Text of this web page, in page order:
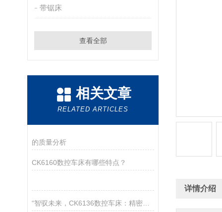
带锯床
查看全部
相关文章
RELATED ARTICLES
的质量分析
CK6160数控车床有哪些特点？
“智驭未来，CK6136数控车床：精密制造的匠心巨匠“
详情介绍